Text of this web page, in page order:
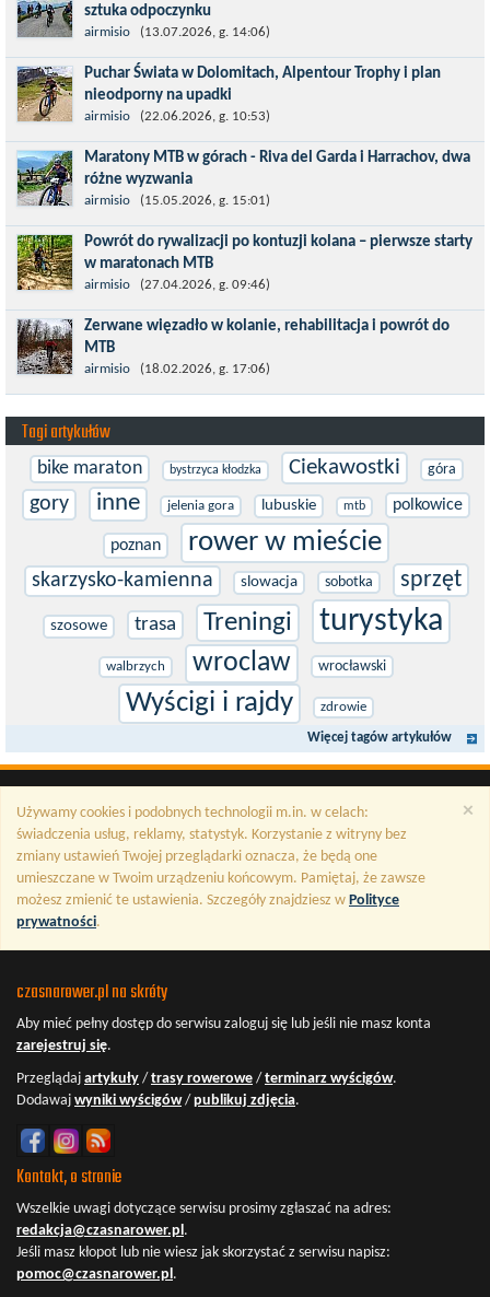
sztuka odpoczynku
Kronplatz King, epicki MTB Maraton z metą na 2275 m we
włoskich Alpach – łącznie 3000 metrów przewyższenia na
dystansie 60 km, ze...
airmisio (13.07.2026, g. 14:06)
Puchar Świata w Dolomitach, Alpentour Trophy i plan
nieodporny na upadki
Czerwiec w moim planie oznaczał wejście w najbardziej
wymagający etap i cel pierwszej części sezonu: Puchar Świata w
maratonie MTB w Dolomitach...
airmisio (22.06.2026, g. 10:53)
Maratony MTB w górach - Riva del Garda i Harrachov, dwa
różne wyzwania
Maj to idealny czas, by z płaskich i szybkich wyścigów przejść do
znacznie bardziej ambitnych wyzwań, jakimi są górskie wyścigi
MTB....
airmisio (15.05.2026, g. 15:01)
Powrót do rywalizacji po kontuzji kolana – pierwsze starty
w maratonach MTB
Prawdziwym testem po kontuzji kolana i uszkodzeniu więzadeł
jest powrót do sportowej rywalizacji. Podczas zawodów znikają
bariery,...
airmisio (27.04.2026, g. 09:46)
Zerwane więzadło w kolanie, rehabilitacja i powrót do
MTB
W sporcie nie ma kalkulacji, niezależnie od stopnia
zaawansowania. Trenujesz, startujesz w zawodach i chcesz po
prostu oddać się grze, dać z siebie...
airmisio (18.02.2026, g. 17:06)
Tagi artykułów
bike maraton bystrzyca kłodzka Ciekawostki góra
gory inne jelenia gora lubuskie mtb polkowice
poznan rower w mieście
skarzysko-kamienna slowacja sobotka sprzęt
szosowe trasa Treningi turystyka
walbrzych wroclaw wrocławski
Wyścigi i rajdy zdrowie
Więcej tagów artykułów
×
Używamy cookies i podobnych technologii m.in. w celach:
świadczenia usług, reklamy, statystyk. Korzystanie z witryny bez
zmiany ustawień Twojej przeglądarki oznacza, że będą one
umieszczane w Twoim urządzeniu końcowym. Pamiętaj, że zawsze
możesz zmienić te ustawienia. Szczegóły znajdziesz w Polityce
prywatności.
czasnarower.pl na skróty
Aby mieć pełny dostęp do serwisu zaloguj się lub jeśli nie masz konta
zarejestruj się.
Przeglądaj artykuły / trasy rowerowe / terminarz wyścigów.
Dodawaj wyniki wyścigów/ publikuj zdjęcia.
Kontakt, o stronie
Wszelkie uwagi dotyczące serwisu prosimy zgłaszać na adres:
redakcja@czasnarower.pl.
Jeśli masz kłopot lub nie wiesz jak skorzystać z serwisu napisz:
pomoc@czasnarower.pl.